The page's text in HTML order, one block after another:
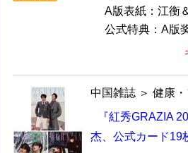
A版表紙：江衡
公式特典：A版
中国雑誌 ＞ 健康
『紅秀GRAZIA
杰、公式カード19